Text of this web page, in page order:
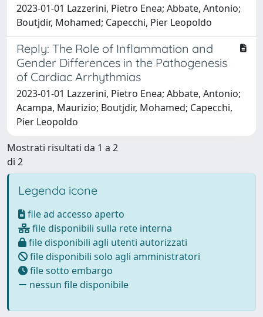
2023-01-01 Lazzerini, Pietro Enea; Abbate, Antonio;
Boutjdir, Mohamed; Capecchi, Pier Leopoldo
Reply: The Role of Inflammation and
Gender Differences in the Pathogenesis
of Cardiac Arrhythmias
2023-01-01 Lazzerini, Pietro Enea; Abbate, Antonio;
Acampa, Maurizio; Boutjdir, Mohamed; Capecchi,
Pier Leopoldo
Mostrati risultati da 1 a 2
di 2
Legenda icone
file ad accesso aperto
file disponibili sulla rete interna
file disponibili agli utenti autorizzati
file disponibili solo agli amministratori
file sotto embargo
nessun file disponibile